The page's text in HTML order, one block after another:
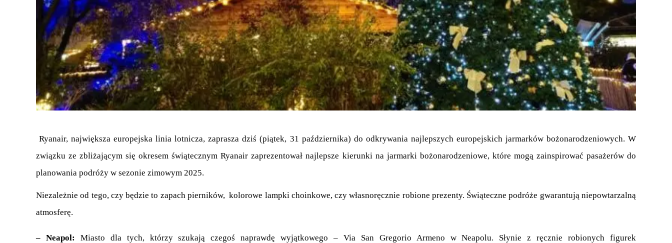
Ryanair, największa europejska linia lotnicza, zaprasza dziś (piątek, 31 października) do odkrywania najlepszych europejskich jarmarków bożonarodzeniowych. W
związku ze zbliżającym się okresem świątecznym Ryanair zaprezentował najlepsze kierunki na jarmarki bożonarodzeniowe, które mogą zainspirować pasażerów do
planowania podróży w sezonie zimowym 2025.
Niezależnie od tego, czy będzie to zapach pierników,  kolorowe lampki choinkowe, czy własnoręcznie robione prezenty. Świąteczne podróże gwarantują niepowtarzalną
atmosferę.
– Neapol: Miasto dla tych, którzy szukają czegoś naprawdę wyjątkowego – Via San Gregorio Armeno w Neapolu. Słynie z ręcznie robionych figurek